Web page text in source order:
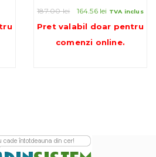
187.00lei
Prețul
a
fost:
164.56 lei Prețul
este:
164.56 lei.
TVA inclus
Pret valabil doar pentru
comenzi online.